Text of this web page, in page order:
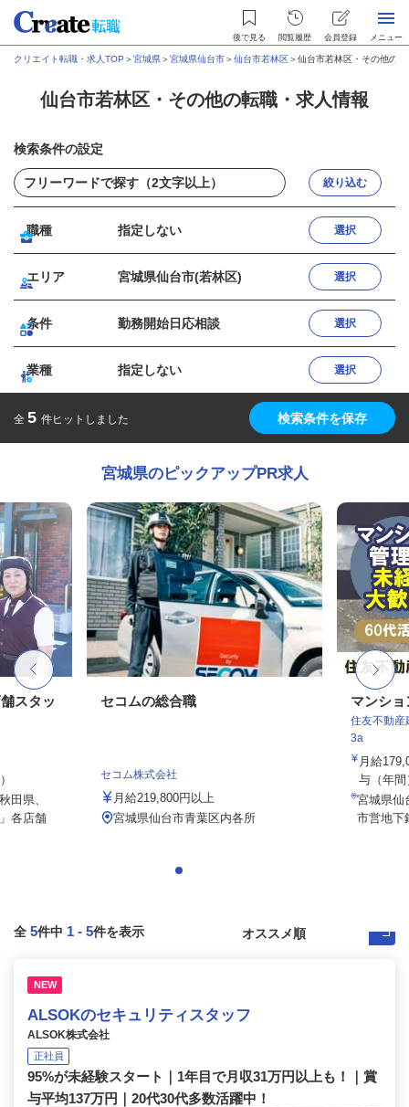
後で見る 閲覧履歴 会員登録 メニュー
クリエイト転職・求人TOP ＞宮城県＞宮城県仙台市＞仙台市若林区＞仙台市若林区・その他の
仙台市若林区・その他の転職・求人情報
検索条件の設定
絞り込む
職種 指定しない 選択
エリア 宮城県仙台市(若林区) 選択
条件 勤務開始日応相談 選択
業種 指定しない 選択
全 5 件ヒットしました 検索条件を保存
宮城県のピックアップPR求人
スタッ
田県、
各店舗
セコムの総合職
セコム株式会社
月給219,800円以上
宮城県仙台市青葉区内各所
マンシ
住友不動産
3a
月給
与（年
宮城県仙
市営地下
全 5件中 1 - 5件を表示
NEW
ALSOKのセキュリティスタッフ
ALSOK株式会社
正社員
95%が未経験スタート｜1年目で月収31万円以上も！｜賞
与平均137万円｜20代30代多数活躍中！